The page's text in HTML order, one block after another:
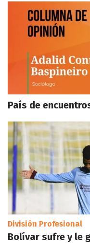
País de
División Profesional
Bolívar sufre y le